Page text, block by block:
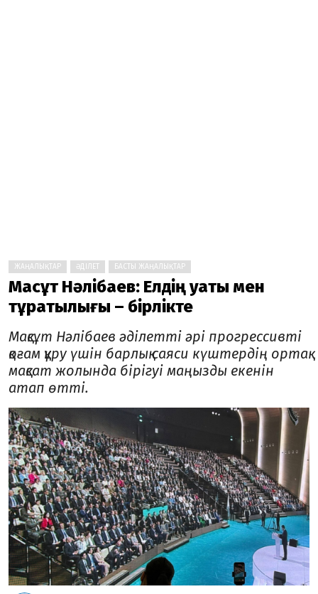
ЖАҢАЛЫҚТАР ӘДІЛЕТ БАСТЫ ЖАҢАЛЫҚТАР
Мақсұт Нәлібаев: Елдің қуаты мен
тұрақтылығы – бірлікте
Мақсұт Нәлібаев әділетті әрі прогрессивті
қоғам құру үшін барлық саяси күштердің ортақ
мақсат жолында бірігуі маңызды екенін
атап өтті.